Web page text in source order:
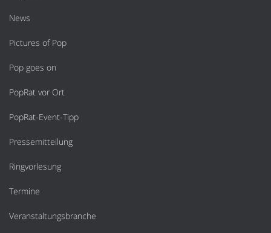
News
Pictures of Pop
Pop goes on
PopRat vor Ort
PopRat-Event-Tipp
Pressemitteilung
Ringvorlesung
Termine
Veranstaltungsbranche